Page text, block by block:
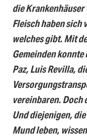
die
Fleisch haben sich
welches gibt. Mit
Gemeinden konnte
Paz, Luis Revilla,
vereinbaren. Doch
Und diejenigen,
Mund leben,